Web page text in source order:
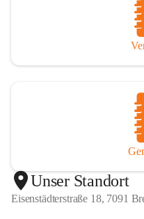
Unser Standort
Eisenstädterstraße 18, 7091